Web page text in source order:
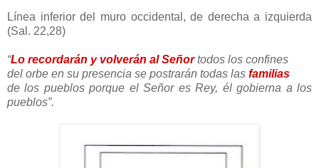
Línea inferior del muro occidental, de derecha a izquierda
(Sal. 22,28)
“Lo recordarán y volverán al Señortodos los confines
del orbe en su presencia se postrarán todas las familias
de los pueblos porque el Señor es Rey, él gobierna a los
pueblos”.